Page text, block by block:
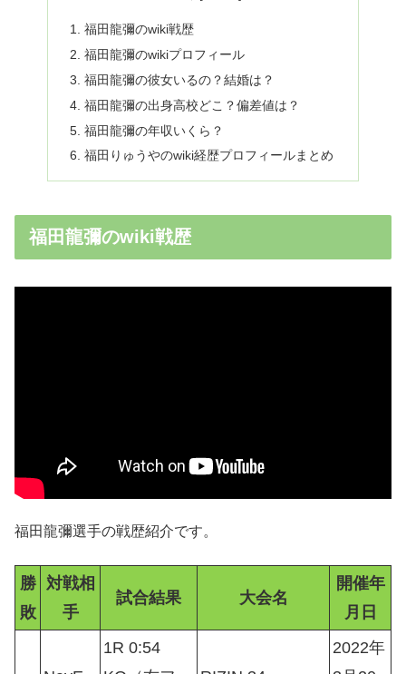
福田龍彌のwiki戦歴
福田龍彌のwikiプロフィール
福田龍彌の彼女いるの？結婚は？
福田龍彌の出身高校どこ？偏差値は？
福田龍彌の年収いくら？
福田りゅうやのwiki経歴プロフィールまとめ
福田龍彌のwiki戦歴
福田龍彌選手の戦歴紹介です。
勝
敗
対戦相
手
試合結果 大会名
開催年
月日
1R 0:54
2022年